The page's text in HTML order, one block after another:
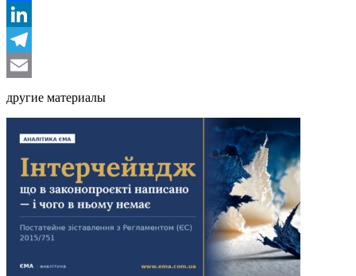
Facebook
LinkedIn
Telegram
другие материалы